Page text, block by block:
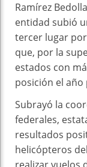
Ramírez
entidad subió
tercer lugar
que, por la
estados con
posición el año
Subrayó la
federales,
resultados
helicópteros